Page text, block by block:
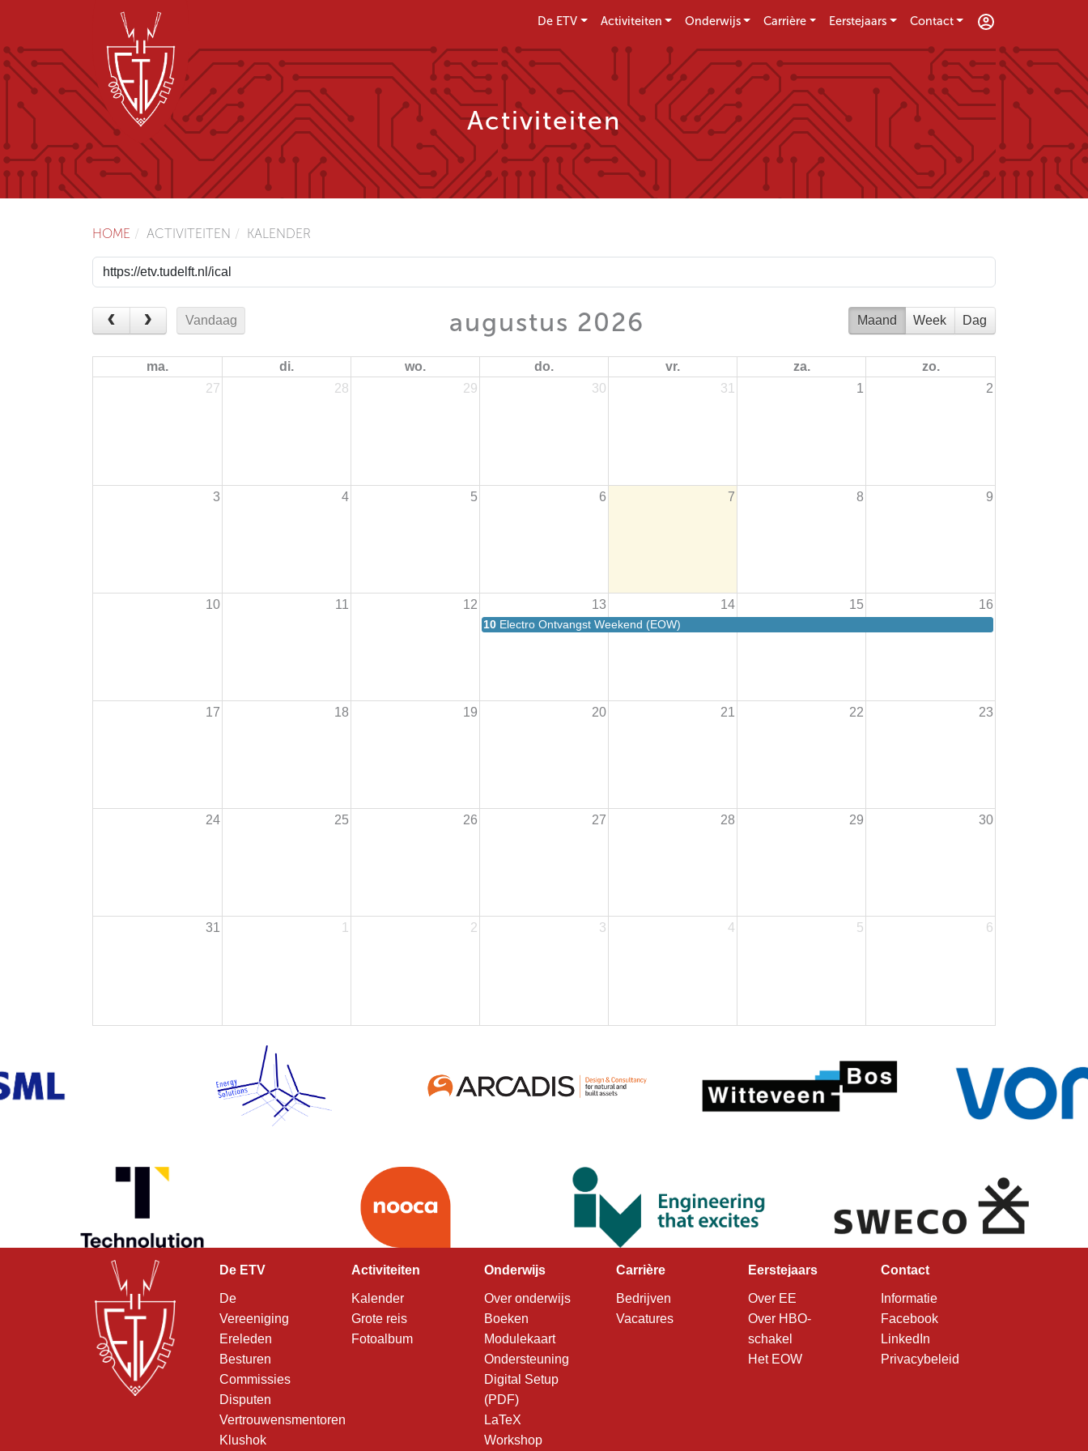
De ETV Activiteiten Onderwijs Carrière Eerstejaars Contact
Activiteiten
HOME ACTIVITEITEN KALENDER
Vandaag Maand Week Dag
augustus 2026
ma. di. wo. do. vr. za.
zo.
27
28 29 30 31 1 2
3 4 5 6 7 8 9
10 11 12 13 14 15 16
10 Electro Ontvangst Weekend (EOW)
17 18 19 20 21 22 23
24 25 26 27 28 29 30
31 1 2 3 4 5 6
De ETV
De
Vereeniging
Ereleden
Besturen
Commissies
Disputen
Vertrouwensmentoren
Klushok
Activiteiten
Kalender
Grote reis
Fotoalbum
Onderwijs
Over onderwijs
Boeken
Modulekaart
Ondersteuning
Digital Setup
(PDF)
LaTeX
Workshop
Carrière
Bedrijven
Vacatures
Eerstejaars
Over EE
Over HBO-
schakel
Het EOW
Contact
Informatie
Facebook
LinkedIn
Privacybeleid